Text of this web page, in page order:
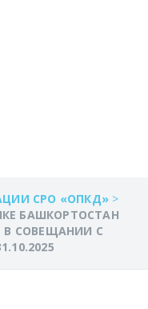
СРО «ОПКД» >
БАШКОРТОСТАН
В СОВЕЩАНИИ С